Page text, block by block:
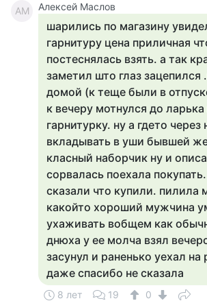
АМ Алексей Маслов
шарились по магазину
гарнитуру цена приличная
постеснялась взять. а так
заметил што глаз зацепился
домой (к теще были в
к вечеру мотнулся до
гарнитурку. ну а гдето
вкладывать в уши бывшей
класный наборчик ну и
сорвалась поехала
сказали что купили. пилила
какойто хороший мужчина
ухаживать вобщем как
днюха у ее молча взял
засунул и раненько уехал на
даже спасибо не сказала
8 лет 19
0